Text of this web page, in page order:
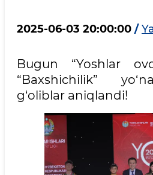
2025-06-03 20:00:00 /
Bugun “Yoshlar
“Baxshichilik”
g‘oliblar aniqlandi!